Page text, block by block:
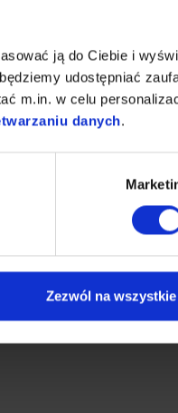
ją do Ciebie i
udostępniać
m.in. w celu
danych.
Zezwól na wszystkie
(1082)